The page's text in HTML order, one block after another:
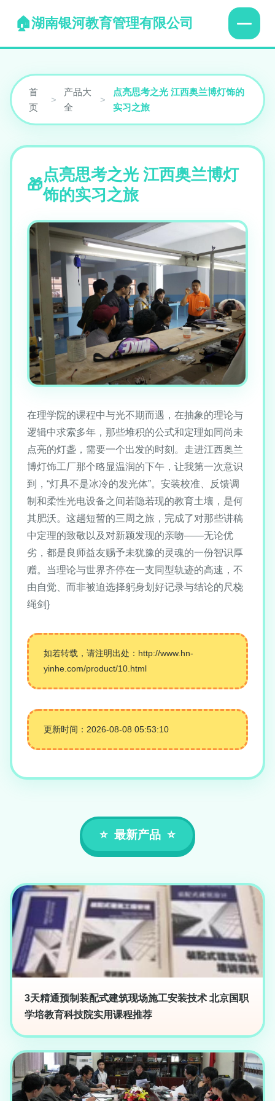
湖南银河教育管理有限公司
首
页
>
产品大
全
>
点亮思考之光 江西奥兰博灯饰的
实习之旅
点亮思考之光 江西奥兰博灯
饰的实习之旅
在理学院的课程中与光不期而遇，在抽象的理论与
逻辑中求索多年，那些堆积的公式和定理如同尚未
点亮的灯盏，需要一个出发的时刻。走进江西奥兰
博灯饰工厂那个略显温润的下午，让我第一次意识
到，“灯具不是冰冷的发光体”。安装校准、反馈调
制和柔性光电设备之间若隐若现的教育土壤，是何
其肥沃。这趟短暂的三周之旅，完成了对那些讲稿
中定理的致敬以及对新颖发现的亲吻——无论优
劣，都是良师益友赐予未犹豫的灵魂的一份智识厚
赠。当理论与世界齐停在一支同型轨迹的高速，不
由自觉、而非被迫选择躬身划好记录与结论的尺桡
绳剑}
如若转载，请注明出处：http://www.hn-
yinhe.com/product/10.html
更新时间：2026-08-08 05:53:10
最新产品
3天精通预制装配式建筑现场施工安装技术 北京国职
学培教育科技院实用课程推荐